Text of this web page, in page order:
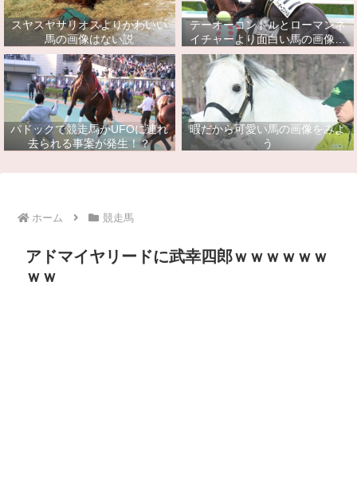
スヤスヤサリオスよりかわいい
馬の画像はない説
テーオーコンドルとローマンネ
イチャーより面白い馬の画像っ
てあるの？
パドックで競走馬がUFOに連れ
去られる事案が発生！？
暇だから可愛い馬の画像をみよ
う
ホーム 競走馬
アドマイヤリードに武幸四郎ｗｗｗｗｗｗ
ｗｗ